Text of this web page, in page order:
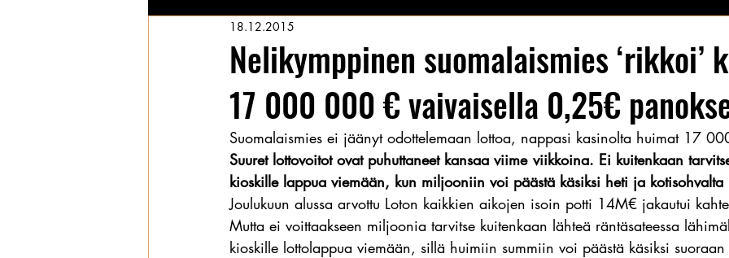
Supermallimainen pimu
Kansallisarkisto Aina Simonen Jan I. Somela e-Babe Mallit Penkkiurheilu Annie Mål
Nelikymppinen suomalaismies ‘rikkoi’
17 000 000 € vaivaisella 0,25€
18.12.2015
Suomalaismies ei jäänyt odottelemaan lottoa, nappasi kasinolta huimat 17
Suuret lottovoitot ovat puhuttaneet kansaa viime viikkoina. Ei kuitenkaan
kioskille lappua viemään, kun miljooniin voi päästä käsiksi heti ja kotisohvalta
Joulukuun alussa arvottu Loton kaikkien aikojen isoin potti 14M€ jakautui
Mutta ei voittaakseen miljoonia tarvitse kuitenkaan lähteä räntäsateessa
kioskille lottolappua viemään, sillä huimiin summiin voi päästä käsiksi